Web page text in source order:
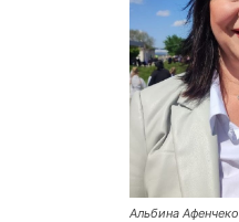
Альбина Афенчеко